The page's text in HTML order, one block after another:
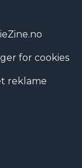
for cookies
reklame